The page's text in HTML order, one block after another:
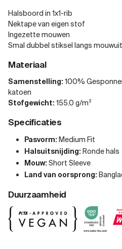
Halsboord in 1x1-rib
Nektape van eigen stof
Ingezette mouwen
Smal dubbel stiksel langs
Materiaal
Samenstelling: 100%
katoen
Stofgewicht: 155.0 g/m²
Specificaties
Pasvorm: Medium Fit
Halsuitsnijding: Ronde hals
Mouw: Short Sleeve
Land van oorsprong:
Duurzaamheid